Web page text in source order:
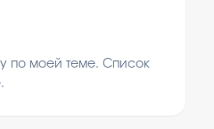
по моей теме. Список